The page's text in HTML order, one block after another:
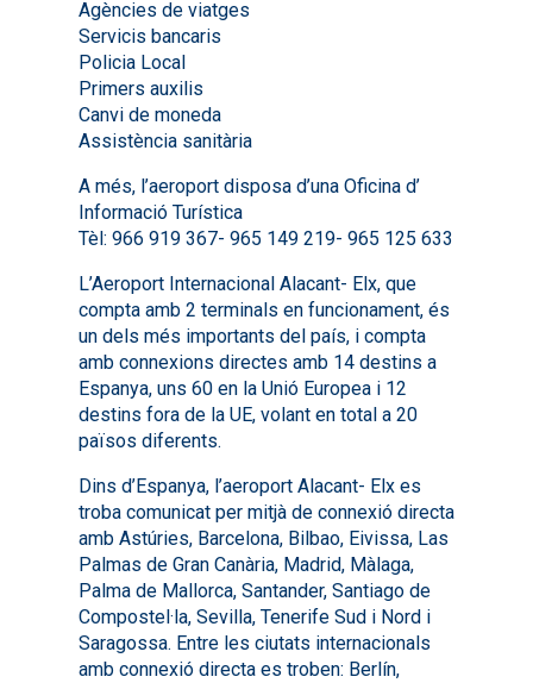
Agències de viatges
Servicis bancaris
Policia Local
Primers auxilis
Canvi de moneda
Assistència sanitària
A més, l’aeroport disposa d’una Oficina d’
Informació Turística
Tèl: 966 919 367- 965 149 219- 965 125 633
L’Aeroport Internacional Alacant- Elx, que
compta amb 2 terminals en funcionament, és
un dels més importants del país, i compta
amb connexions directes amb 14 destins a
Espanya, uns 60 en la Unió Europea i 12
destins fora de la UE, volant en total a 20
països diferents.
Dins d’Espanya, l’aeroport Alacant- Elx es
troba comunicat per mitjà de connexió directa
amb Astúries, Barcelona, Bilbao, Eivissa, Las
Palmas de Gran Canària, Madrid, Màlaga,
Palma de Mallorca, Santander, Santiago de
Compostel·la, Sevilla, Tenerife Sud i Nord i
Saragossa. Entre les ciutats internacionals
amb connexió directa es troben: Berlín,